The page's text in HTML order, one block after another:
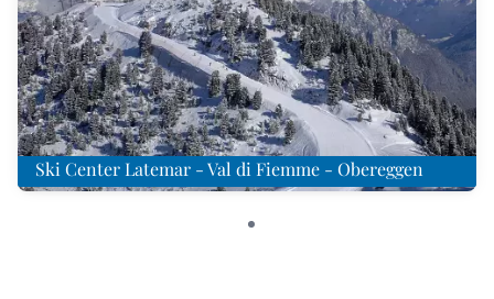
Ski Center Latemar - Val di Fiemme - Obereggen